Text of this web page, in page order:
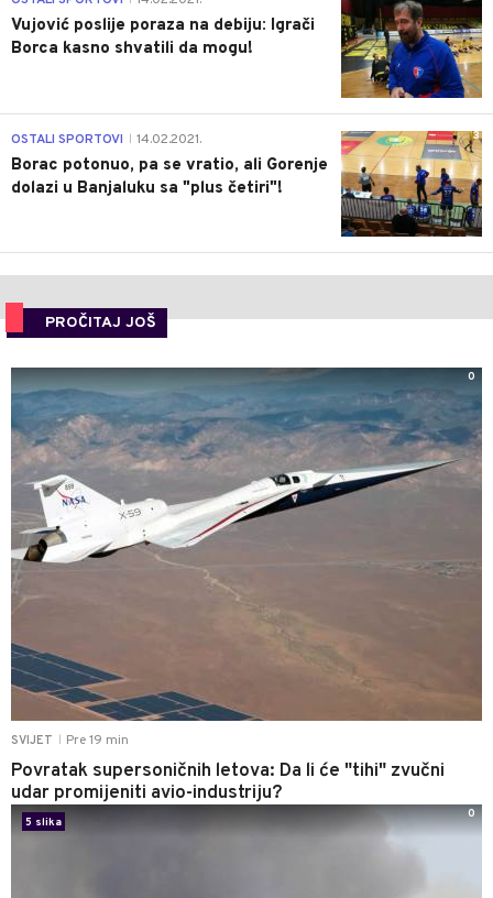
Vujović poslije poraza na debiju: Igrači
Borca kasno shvatili da mogu!
3
OSTALI SPORTOVI 14.02.2021.
Borac potonuo, pa se vratio, ali Gorenje
dolazi u Banjaluku sa "plus četiri"!
PROČITAJ JOŠ
SVIJET Pre 19 min
Povratak supersoničnih letova: Da li će "tihi" zvučni
udar promijeniti avio-industriju?
0
5 slika
0